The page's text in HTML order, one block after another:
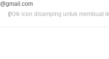
(Klik icon disamping untuk membuat